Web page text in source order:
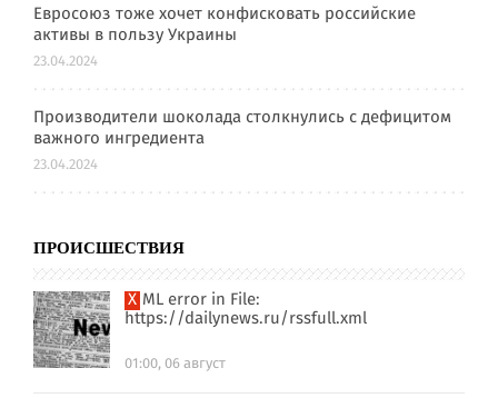
Евросоюз тоже хочет конфисковать российские
активы в пользу Украины
23.04.2024
Производители шоколада столкнулись с дефицитом
важного ингредиента
23.04.2024
ПРОИСШЕСТВИЯ
XML error in File:
https://dailynews.ru/rssfull.xml
01:00, 06 август